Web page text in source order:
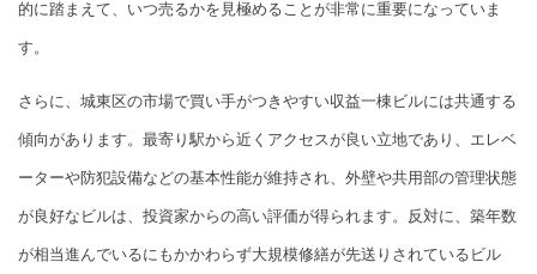
的に踏まえて、いつ売るかを見極めることが非常に重要になっていま
す。
さらに、城東区の市場で買い手がつきやすい収益一棟ビルには共通する
傾向があります。最寄り駅から近くアクセスが良い立地であり、エレベ
ーターや防犯設備などの基本性能が維持され、外壁や共用部の管理状態
が良好なビルは、投資家からの高い評価が得られます。反対に、築年数
が相当進んでいるにもかかわらず大規模修繕が先送りされているビル